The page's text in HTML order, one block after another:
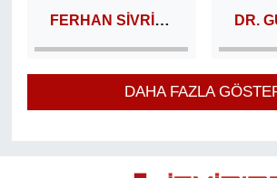
FERHAN SIVRI AVCI
DAHA FAZLA